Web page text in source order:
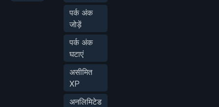
पर्क अंक
जोड़ें
पर्क अंक
घटाएं
असीमित
XP
अनलिमिटेड